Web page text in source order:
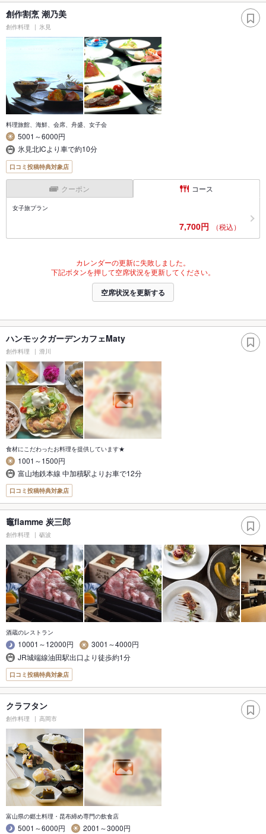
創作割烹 潮乃美
創作料理 氷見
料理旅館、海鮮、会席、舟盛、女子会
5001～6000円
氷見北ICより車で約10分
口コミ投稿特典対象店
クーポン コース
女子旅プラン
7,700円 （税込）
カレンダーの更新に失敗しました。
下記ボタンを押して空席状況を更新してください。
空席状況を更新する
ハンモックガーデンカフェMaty
創作料理 滑川
食材にこだわったお料理を提供しています★
1001～1500円
富山地鉄本線 中加積駅よりお車で12分
口コミ投稿特典対象店
竈flamme 炭三郎
創作料理 砺波
酒蔵のレストラン
10001～12000円
3001～4000円
JR城端線油田駅出口より徒歩約1分
口コミ投稿特典対象店
クラフタン
創作料理 高岡市
富山県の郷土料理・昆布締め専門の飲食店
5001～6000円
2001～3000円